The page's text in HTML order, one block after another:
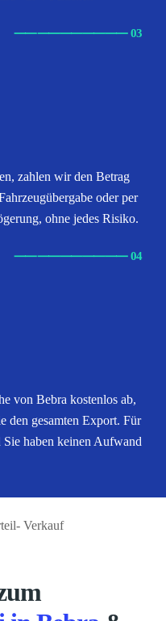
⸺⸺⸺⸺⸺ 03
zahlen wir den Betrag
oder per
ohne jedes Risiko.
⸺⸺⸺⸺⸺ 04
von Bebra kostenlos ab,
den gesamten Export. Für
haben keinen Aufwand